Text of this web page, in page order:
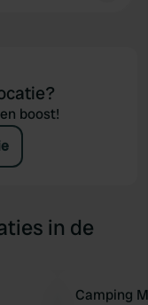
boost!
in de
Camping